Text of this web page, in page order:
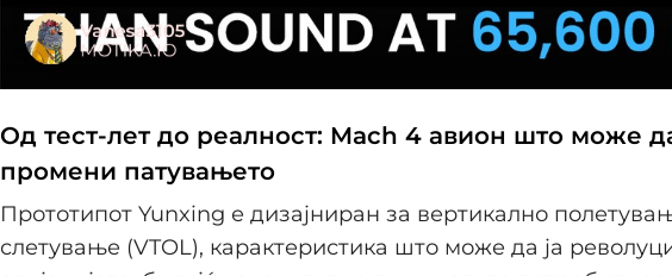
Од тест-лет до реалност: Mach 4 авион што може
промени патувањето
Прототипот Yunxing е дизајниран за вертикално
слетување (VTOL), карактеристика што може да ја